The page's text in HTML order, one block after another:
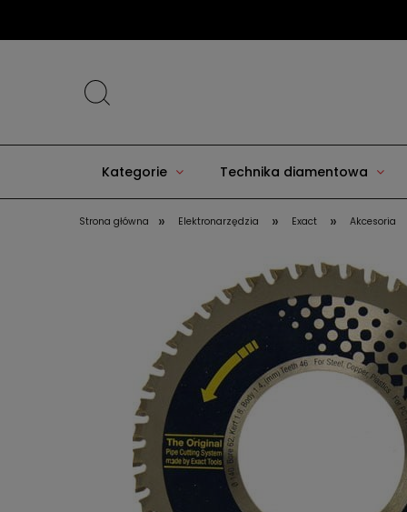
Kategorie Technika diamentowa
Strona główna » Elektronarzędzia » Exact » Akcesoria